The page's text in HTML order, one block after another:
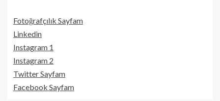
Fotoğrafçılık Sayfam
Linkedin
Instagram 1
Instagram 2
Twitter Sayfam
Facebook Sayfam